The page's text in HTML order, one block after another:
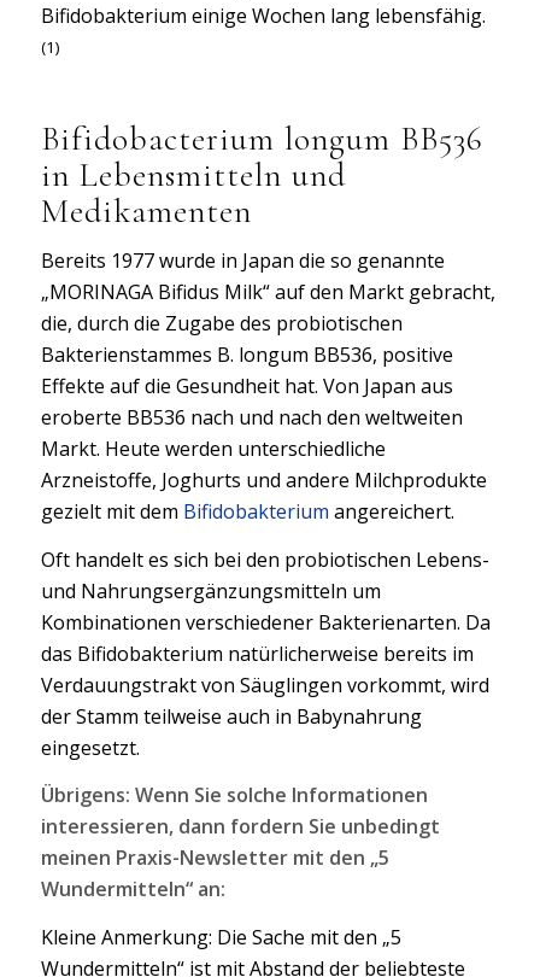
Bifidobakterium einige Wochen lang lebensfähig.
(1)
Bifidobacterium longum BB536
in Lebensmitteln und
Medikamenten
Bereits 1977 wurde in Japan die so genannte
„MORINAGA Bifidus Milk“ auf den Markt gebracht,
die, durch die Zugabe des probiotischen
Bakterienstammes B. longum BB536, positive
Effekte auf die Gesundheit hat. Von Japan aus
eroberte BB536 nach und nach den weltweiten
Markt. Heute werden unterschiedliche
Arzneistoffe, Joghurts und andere Milchprodukte
gezielt mit dem Bifidobakterium angereichert.
Oft handelt es sich bei den probiotischen Lebens-
und Nahrungsergänzungsmitteln um
Kombinationen verschiedener Bakterienarten. Da
das Bifidobakterium natürlicherweise bereits im
Verdauungstrakt von Säuglingen vorkommt, wird
der Stamm teilweise auch in Babynahrung
eingesetzt.
Übrigens: Wenn Sie solche Informationen
interessieren, dann fordern Sie unbedingt
meinen Praxis-Newsletter mit den „5
Wundermitteln“ an:
Kleine Anmerkung: Die Sache mit den „5
Wundermitteln“ ist mit Abstand der beliebteste